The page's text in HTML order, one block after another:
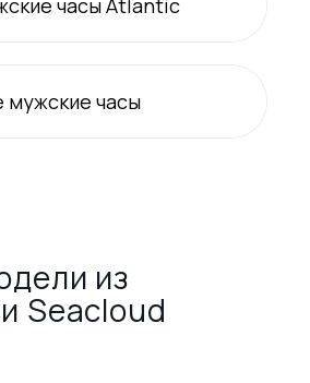
мужские часы
из
Seacloud